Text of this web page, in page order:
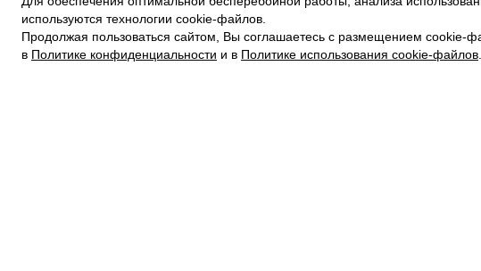
используются технологии cookie-файлов.
Продолжая пользоваться сайтом, Вы соглашаетесь с размещением cookie-
в Политике конфиденциальности и в Политике использования cookie-файлов
ПОЛИТИКА КОНФИДЕНЦИАЛЬНОСТИ
ПОЛИТИКА COOKIE
УСЛОВИЯ ПОКУПКИ